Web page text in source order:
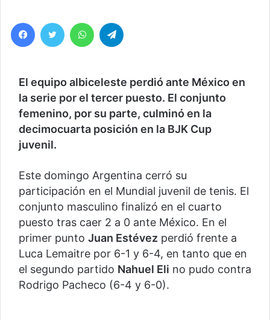
Facebook
Twitter WhatsApp
El equipo albiceleste perdió ante México en
la serie por el tercer puesto. El conjunto
femenino, por su parte, culminó en la
decimocuarta posición en la BJK Cup
juvenil.
Este domingo Argentina cerró su
participación en el Mundial juvenil de tenis. El
conjunto masculino finalizó en el cuarto
puesto tras caer 2 a 0 ante México. En el
primer punto Juan Estévez perdió frente a
Luca Lemaitre por 6-1 y 6-4, en tanto que en
el segundo partido Nahuel Eli no pudo contra
Rodrigo Pacheco (6-4 y 6-0).